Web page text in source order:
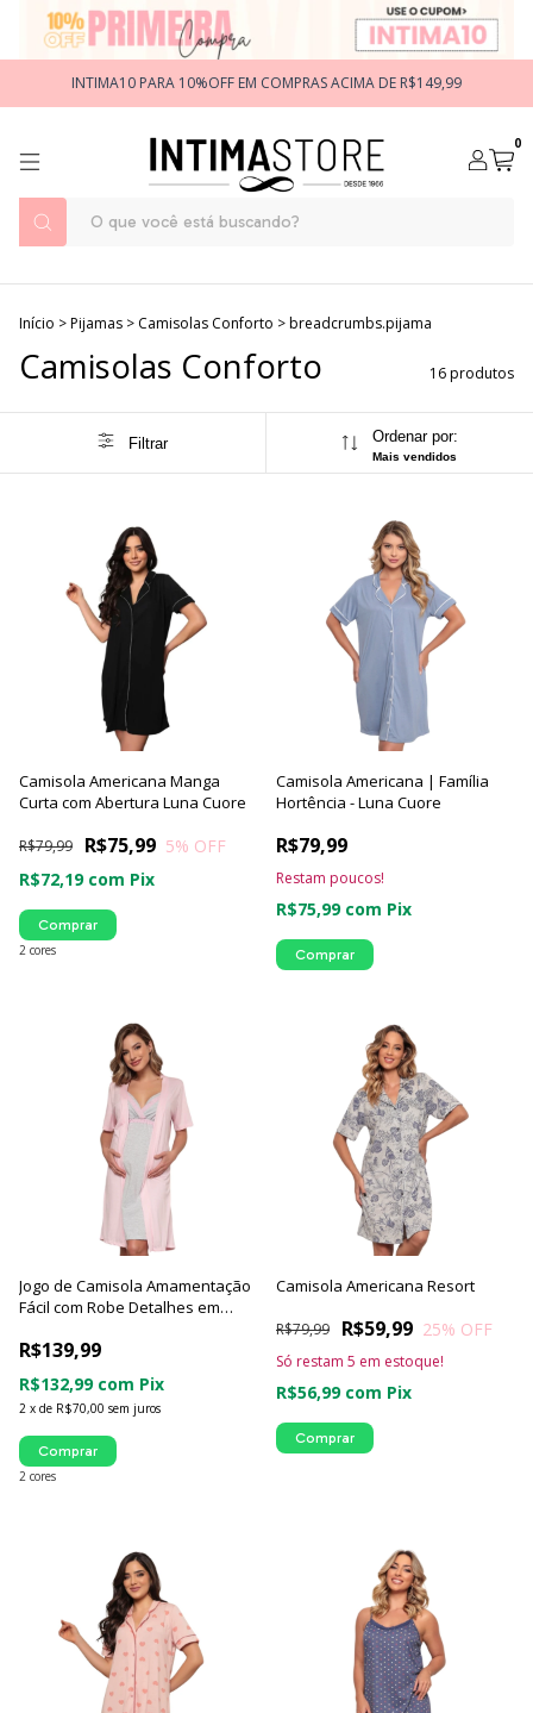
INTIMA10 PARA 10%OFF EM COMPRAS ACIMA DE R$149,99
0
Início >Pijamas > Camisolas Conforto >breadcrumbs.pijama
Camisolas Conforto 16 produtos
Filtrar Ordenar por:
Mais vendidos
Camisola Americana Manga
Curta com Abertura Luna Cuore
R$75,99
R$79,99 5% OFF
R$72,19 com Pix
2 cores
Comprar
Camisola Americana | Família
Hortência - Luna Cuore
R$79,99
R$75,99 com Pix
Restam poucos!
Comprar
Jogo de Camisola Amamentação
Fácil com Robe Detalhes em
R$139,99
2 x de R$70,00 sem juros
R$132,99 com Pix
2 cores
Comprar
Camisola Americana Resort
R$59,99
R$79,99 25% OFF
R$56,99 com Pix
Só restam 5 em estoque!
Comprar